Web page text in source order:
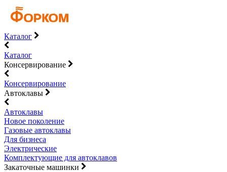
Каталог
Каталог
Консервирование
Консервирование
Автоклавы
Автоклавы
Новое поколение
Газовые автоклавы
Для бизнеса
Электрические
Комплектующие для автоклавов
Закаточные машинки